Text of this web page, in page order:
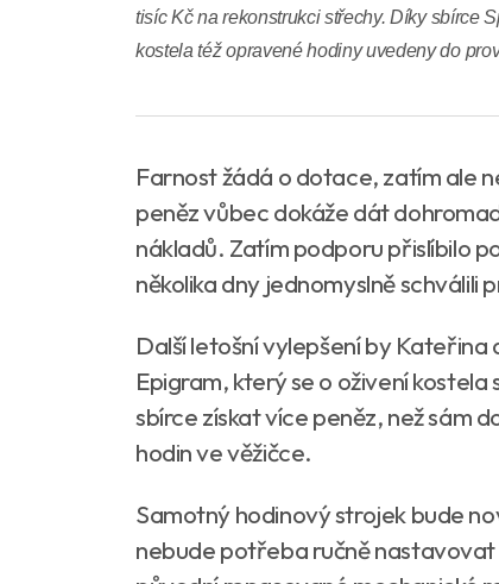
tisíc Kč na rekonstrukci střechy. Díky sbírce
kostela též opravené hodiny uvedeny do
Farnost žádá o dotace, zatím ale
peněz vůbec dokáže dát
nákladů. Zatím podporu přislíbilo
několika dny jednomyslně schválili
Další letošní vylepšení by
Epigram, který se o oživení
sbírce získat více peněz, než sám
hodin ve věžičce.
Samotný hodinový strojek bude
nebude potřeba ručně